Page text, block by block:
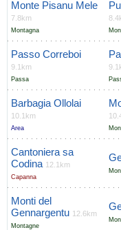
Monte Pisanu Mele
7.8km
Montagna
Passo Correboi
9.1km
Passa
Barbagia Ollolai
10.1km
Area
Cantoniera sa
Codina 12.1km
Capanna
Monti del
Gennargentu 12.6km
Montagne